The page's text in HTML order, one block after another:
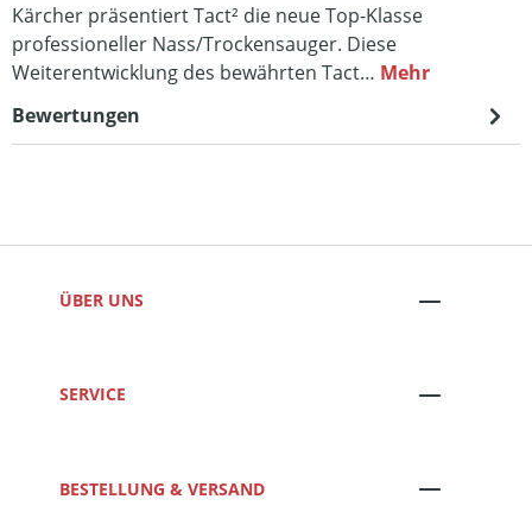
Kärcher präsentiert Tact² die neue Top-Klasse
professioneller Nass/Trockensauger. Diese
Weiterentwicklung des bewährten Tact… Mehr
Bewertungen
ÜBER UNS
SERVICE
BESTELLUNG & VERSAND